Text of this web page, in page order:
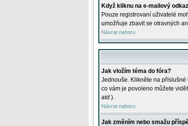
Když kliknu na e-mailový
Pouze registrovaní uživatelé
umožňuje zbavit se otravných
Návrat nahoru
Jak vložím téma do fóra?
Jednouše. Klikněte na příslušné
co vám je povoleno můžete
atd.).
Návrat nahoru
Jak změním nebo smažu